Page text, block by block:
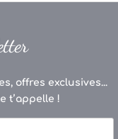
offres exclusives...
t’appelle !